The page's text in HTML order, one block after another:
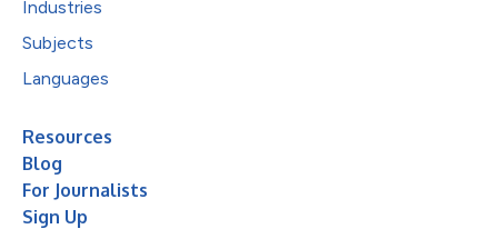
Industries
Subjects
Languages
Resources
Blog
For Journalists
Sign Up